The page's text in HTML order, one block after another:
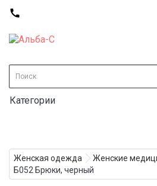
call
Категории
Женская одежда
Женские
Б052 Брюки, черный